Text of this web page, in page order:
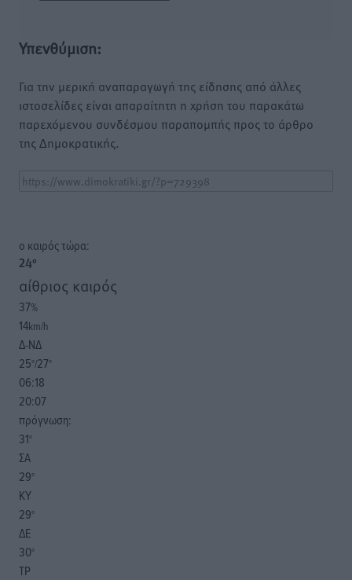
Υπενθύμιση:
Για την μερική αναπαραγωγή της είδησης από άλλες
ιστοσελίδες είναι απαραίτητη η χρήση του παρακάτω
παρεχόμενου συνδέσμου παραπομπής προς το άρθρο
της Δημοκρατικής.
o καιρός τώρα:
24°
αίθριος καιρός
37%
14km/h
Δ-ΝΔ
25°/27°
06:18
20:07
πρόγνωση:
31°
ΣΑ
29°
ΚΥ
29°
ΔΕ
30°
ΤΡ